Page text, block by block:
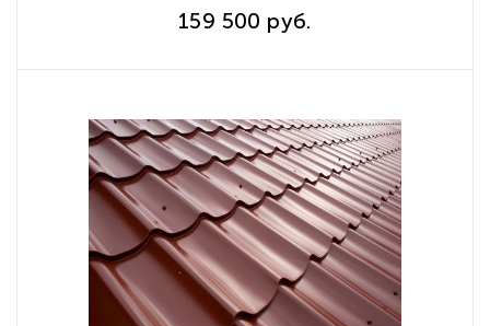
159 500 руб.